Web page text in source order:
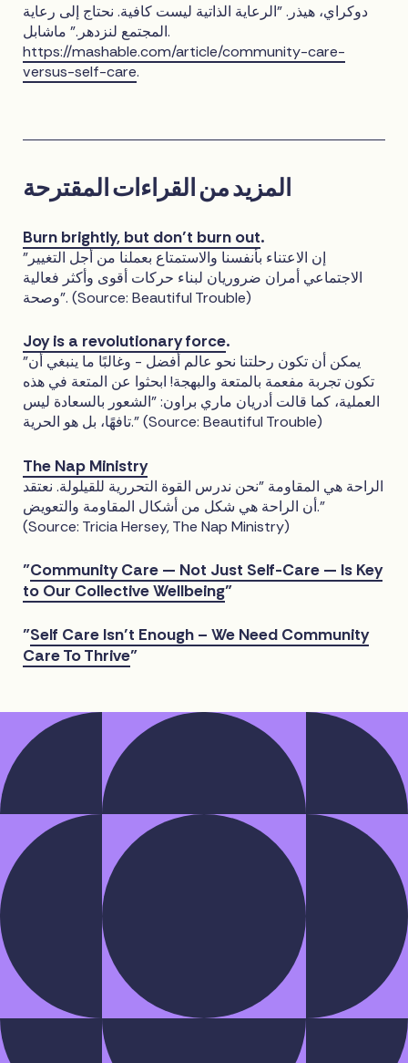
دوكراي، هيذر. "الرعاية الذاتية ليست كافية. نحتاج إلى رعاية
المجتمع لنزدهر." ماشابل.
https://mashable.com/article/community-care-
versus-self-care.
المزيد من القراءات المقترحة
Burn brightly, but don’t burn out.
"إن الاعتناء بأنفسنا والاستمتاع بعملنا من أجل التغيير
الاجتماعي أمران ضروريان لبناء حركات أقوى وأكثر فعالية
وصحة". (Source: Beautiful Trouble)
Joy is a revolutionary force.
"يمكن أن تكون رحلتنا نحو عالم أفضل - وغالبًا ما ينبغي أن
تكون تجربة مفعمة بالمتعة والبهجة! ابحثوا عن المتعة في هذه
العملية، كما قالت أدريان ماري براون: "الشعور بالسعادة ليس
تافهًا، بل هو الحرية." (Source: Beautiful Trouble)
The Nap Ministry
الراحة هي المقاومة "نحن ندرس القوة التحررية للقيلولة. نعتقد
أن الراحة هي شكل من أشكال المقاومة والتعويض."
(Source: Tricia Hersey, The Nap Ministry)
"Community Care — Not Just Self-Care — Is Key
to Our Collective Wellbeing"
"Self Care Isn’t Enough – We Need Community
Care To Thrive"